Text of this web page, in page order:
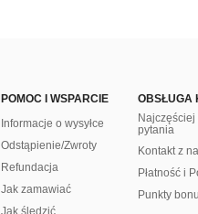
POMOC I WSPARCIE
Informacje o wysyłce
Odstąpienie/Zwroty
Refundacja
Jak zamawiać
OBSŁUGA
pytania
Kontakt z
Płatność i
Punkty